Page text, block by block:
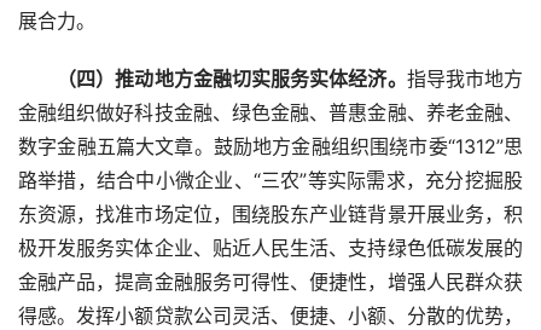
展合力。
（四）推动地方金融切实服务实体经济。 指导我市地方
金融组织做好科技金融、绿色金融、普惠金融、养老金融、
数字金融五篇大文章。鼓励地方金融组织围绕市委“1312”思
路举措，结合中小微企业、“三农”等实际需求，充分挖掘股
东资源，找准市场定位，围绕股东产业链背景开展业务，积
极开发服务实体企业、贴近人民生活、支持绿色低碳发展的
金融产品，提高金融服务可得性、便捷性，增强人民群众获
得感。发挥小额贷款公司灵活、便捷、小额、分散的优势，